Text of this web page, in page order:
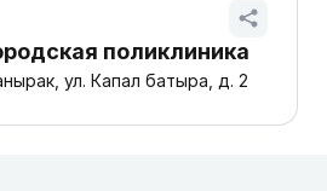
поликлиника
ул. Капал батыра, д. 2